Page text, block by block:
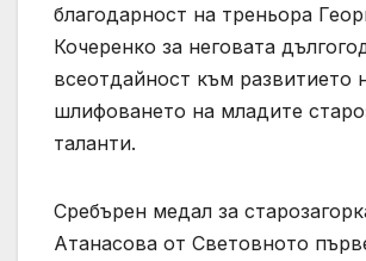
благодарност на треньора
Кочеренко за неговата
всеотдайност към развитието
шлифоването на младите
таланти.
Сребърен медал за
Атанасова от Световното